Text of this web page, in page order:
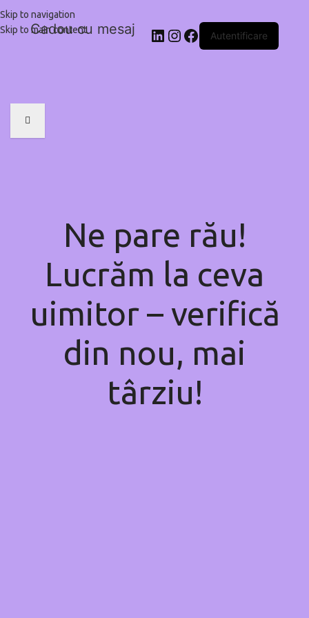
Skip to navigation
Skip to main content
Cadou cu mesaj Autentificare
Ne pare rău!
Lucrăm la ceva
uimitor – verifică
din nou, mai
târziu!